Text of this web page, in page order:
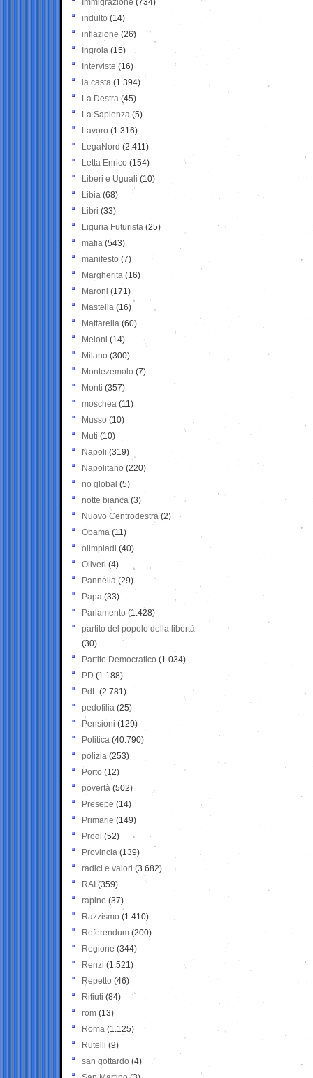
Immigrazione (734)
indulto (14)
inflazione (26)
Ingroia (15)
Interviste (16)
la casta (1.394)
La Destra (45)
La Sapienza (5)
Lavoro (1.316)
LegaNord (2.411)
Letta Enrico (154)
Liberi e Uguali (10)
Libia (68)
Libri (33)
Liguria Futurista (25)
mafia (543)
manifesto (7)
Margherita (16)
Maroni (171)
Mastella (16)
Mattarella (60)
Meloni (14)
Milano (300)
Montezemolo (7)
Monti (357)
moschea (11)
Musso (10)
Muti (10)
Napoli (319)
Napolitano (220)
no global (5)
notte bianca (3)
Nuovo Centrodestra (2)
Obama (11)
olimpiadi (40)
Oliveri (4)
Pannella (29)
Papa (33)
Parlamento (1.428)
partito del popolo della libertà
(30)
Partito Democratico (1.034)
PD (1.188)
PdL (2.781)
pedofilia (25)
Pensioni (129)
Politica (40.790)
polizia (253)
Porto (12)
povertà (502)
Presepe (14)
Primarie (149)
Prodi (52)
Provincia (139)
radici e valori (3.682)
RAI (359)
rapine (37)
Razzismo (1.410)
Referendum (200)
Regione (344)
Renzi (1.521)
Repetto (46)
Rifiuti (84)
rom (13)
Roma (1.125)
Rutelli (9)
san gottardo (4)